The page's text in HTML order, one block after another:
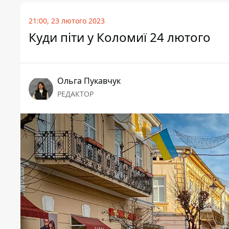
21:00, 23 лютого 2023
Куди піти у Коломиї 24 лютого
Ольга Пукавчук
РЕДАКТОР